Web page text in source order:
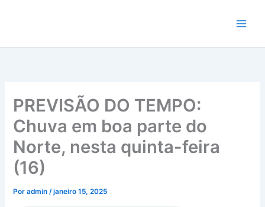
conteúdo
PREVISÃO DO TEMPO:
Chuva em boa parte do
Norte, nesta quinta-feira
(16)
Poradmin/janeiro 15, 2025